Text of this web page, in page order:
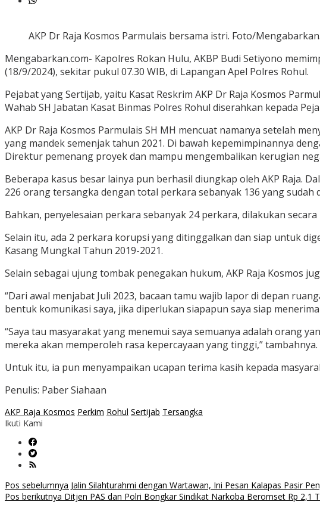
AKP Dr Raja Kosmos Parmulais bersama istri. Foto/
Mengabarkan.com- Kapolres Rokan Hulu, AKBP Budi Setiyono
(18/9/2024), sekitar pukul 07.30 WIB, di Lapangan Apel Polres Rohul.
Pejabat yang Sertijab, yaitu Kasat Reskrim AKP Dr Raja Kosmos
Wahab SH Jabatan Kasat Binmas Polres Rohul diserahkan kepada
AKP Dr Raja Kosmos Parmulais SH MH mencuat namanya setelah
yang mandek semenjak tahun 2021. Di bawah kepemimpinannya
Direktur pemenang proyek dan mampu mengembalikan kerugian
Beberapa kasus besar lainya pun berhasil diungkap oleh AKP Raja.
226 orang tersangka dengan total perkara sebanyak 136 yang sudah
Bahkan, penyelesaian perkara sebanyak 24 perkara, dilakukan
Selain itu, ada 2 perkara korupsi yang ditinggalkan dan siap untuk
Kasang Mungkal Tahun 2019-2021.
Selain sebagai ujung tombak penegakan hukum, AKP Raja Kosmos
“Dari awal menjabat Juli 2023, bacaan tamu wajib lapor di depan
bentuk komunikasi saya, jika diperlukan siapapun saya siap
“Saya tau masyarakat yang menemui saya semuanya adalah orang
mereka akan memperoleh rasa kepercayaan yang tinggi,” tambahnya.
Untuk itu, ia pun menyampaikan ucapan terima kasih kepada
Penulis: Paber Siahaan
AKP Raja Kosmos Perkim Rohul Sertijab Tersangka
Ikuti Kami
Navigasi
Pos sebelumnya Jalin Silahturahmi dengan Wartawan, Ini Pesan Kalapas Pasir
Pos berikutnya Ditjen PAS dan Polri Bongkar Sindikat Narkoba Beromset Rp 2,1